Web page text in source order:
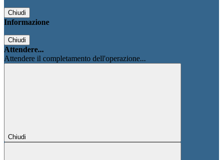
Chiudi
Informazione
Chiudi
Attendere...
Attendere il completamento dell'operazione...
Chiudi